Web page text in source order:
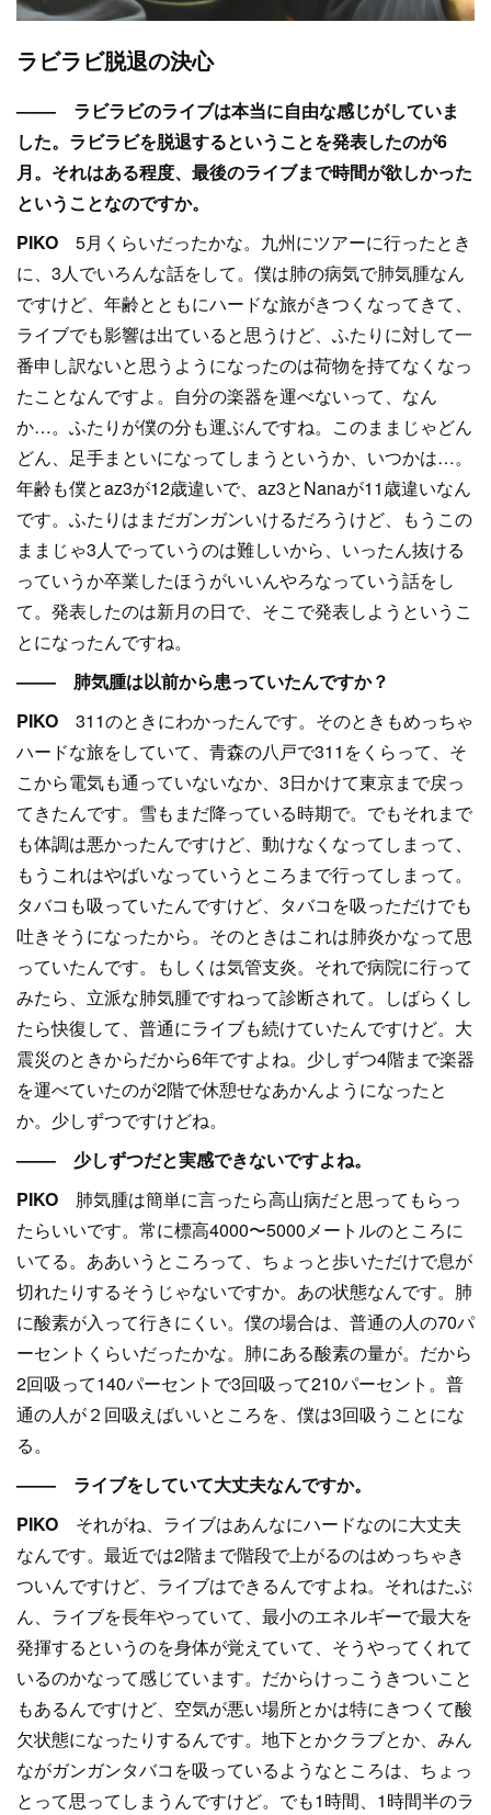
ラビラビ脱退の決心
–––– ラビラビのライブは本当に自由な感じがしていま
した。ラビラビを脱退するということを発表したのが6
月。それはある程度、最後のライブまで時間が欲しかった
ということなのですか。
PIKO 5月くらいだったかな。九州にツアーに行ったとき
に、3人でいろんな話をして。僕は肺の病気で肺気腫なん
ですけど、年齢とともにハードな旅がきつくなってきて、
ライブでも影響は出ていると思うけど、ふたりに対して一
番申し訳ないと思うようになったのは荷物を持てなくなっ
たことなんですよ。自分の楽器を運べないって、なん
か…。ふたりが僕の分も運ぶんですね。このままじゃどん
どん、足手まといになってしまうというか、いつかは…。
年齢も僕とaz3が12歳違いで、az3とNanaが11歳違いなん
です。ふたりはまだガンガンいけるだろうけど、もうこの
ままじゃ3人でっていうのは難しいから、いったん抜ける
っていうか卒業したほうがいいんやろなっていう話をし
て。発表したのは新月の日で、そこで発表しようというこ
とになったんですね。
–––– 肺気腫は以前から患っていたんですか？
PIKO 311のときにわかったんです。そのときもめっちゃ
ハードな旅をしていて、青森の八戸で311をくらって、そ
こから電気も通っていないなか、3日かけて東京まで戻っ
てきたんです。雪もまだ降っている時期で。でもそれまで
も体調は悪かったんですけど、動けなくなってしまって、
もうこれはやばいなっていうところまで行ってしまって。
タバコも吸っていたんですけど、タバコを吸っただけでも
吐きそうになったから。そのときはこれは肺炎かなって思
っていたんです。もしくは気管支炎。それで病院に行って
みたら、立派な肺気腫ですねって診断されて。しばらくし
たら快復して、普通にライブも続けていたんですけど。大
震災のときからだから6年ですよね。少しずつ4階まで楽器
を運べていたのが2階で休憩せなあかんようになったと
か。少しずつですけどね。
–––– 少しずつだと実感できないですよね。
PIKO 肺気腫は簡単に言ったら高山病だと思ってもらっ
たらいいです。常に標高4000〜5000メートルのところに
いてる。ああいうところって、ちょっと歩いただけで息が
切れたりするそうじゃないですか。あの状態なんです。肺
に酸素が入って行きにくい。僕の場合は、普通の人の70パ
ーセントくらいだったかな。肺にある酸素の量が。だから
2回吸って140パーセントで3回吸って210パーセント。普
通の人が２回吸えばいいところを、僕は3回吸うことにな
る。
–––– ライブをしていて大丈夫なんですか。
PIKO それがね、ライブはあんなにハードなのに大丈夫
なんです。最近では2階まで階段で上がるのはめっちゃき
ついんですけど、ライブはできるんですよね。それはたぶ
ん、ライブを長年やっていて、最小のエネルギーで最大を
発揮するというのを身体が覚えていて、そうやってくれて
いるのかなって感じています。だからけっこうきついこと
もあるんですけど、空気が悪い場所とかは特にきつくて酸
欠状態になったりするんです。地下とかクラブとか、みん
ながガンガンタバコを吸っているようなところは、ちょっ
とって思ってしまうんですけど。でも1時間、1時間半のラ